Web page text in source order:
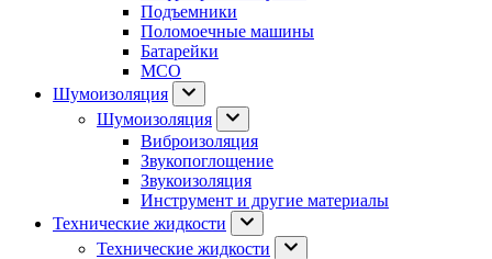
Подъемники
Поломоечные машины
Батарейки
МСО
Шумоизоляция
Шумоизоляция
Виброизоляция
Звукопоглощение
Звукоизоляция
Инструмент и другие материалы
Технические жидкости
Технические жидкости